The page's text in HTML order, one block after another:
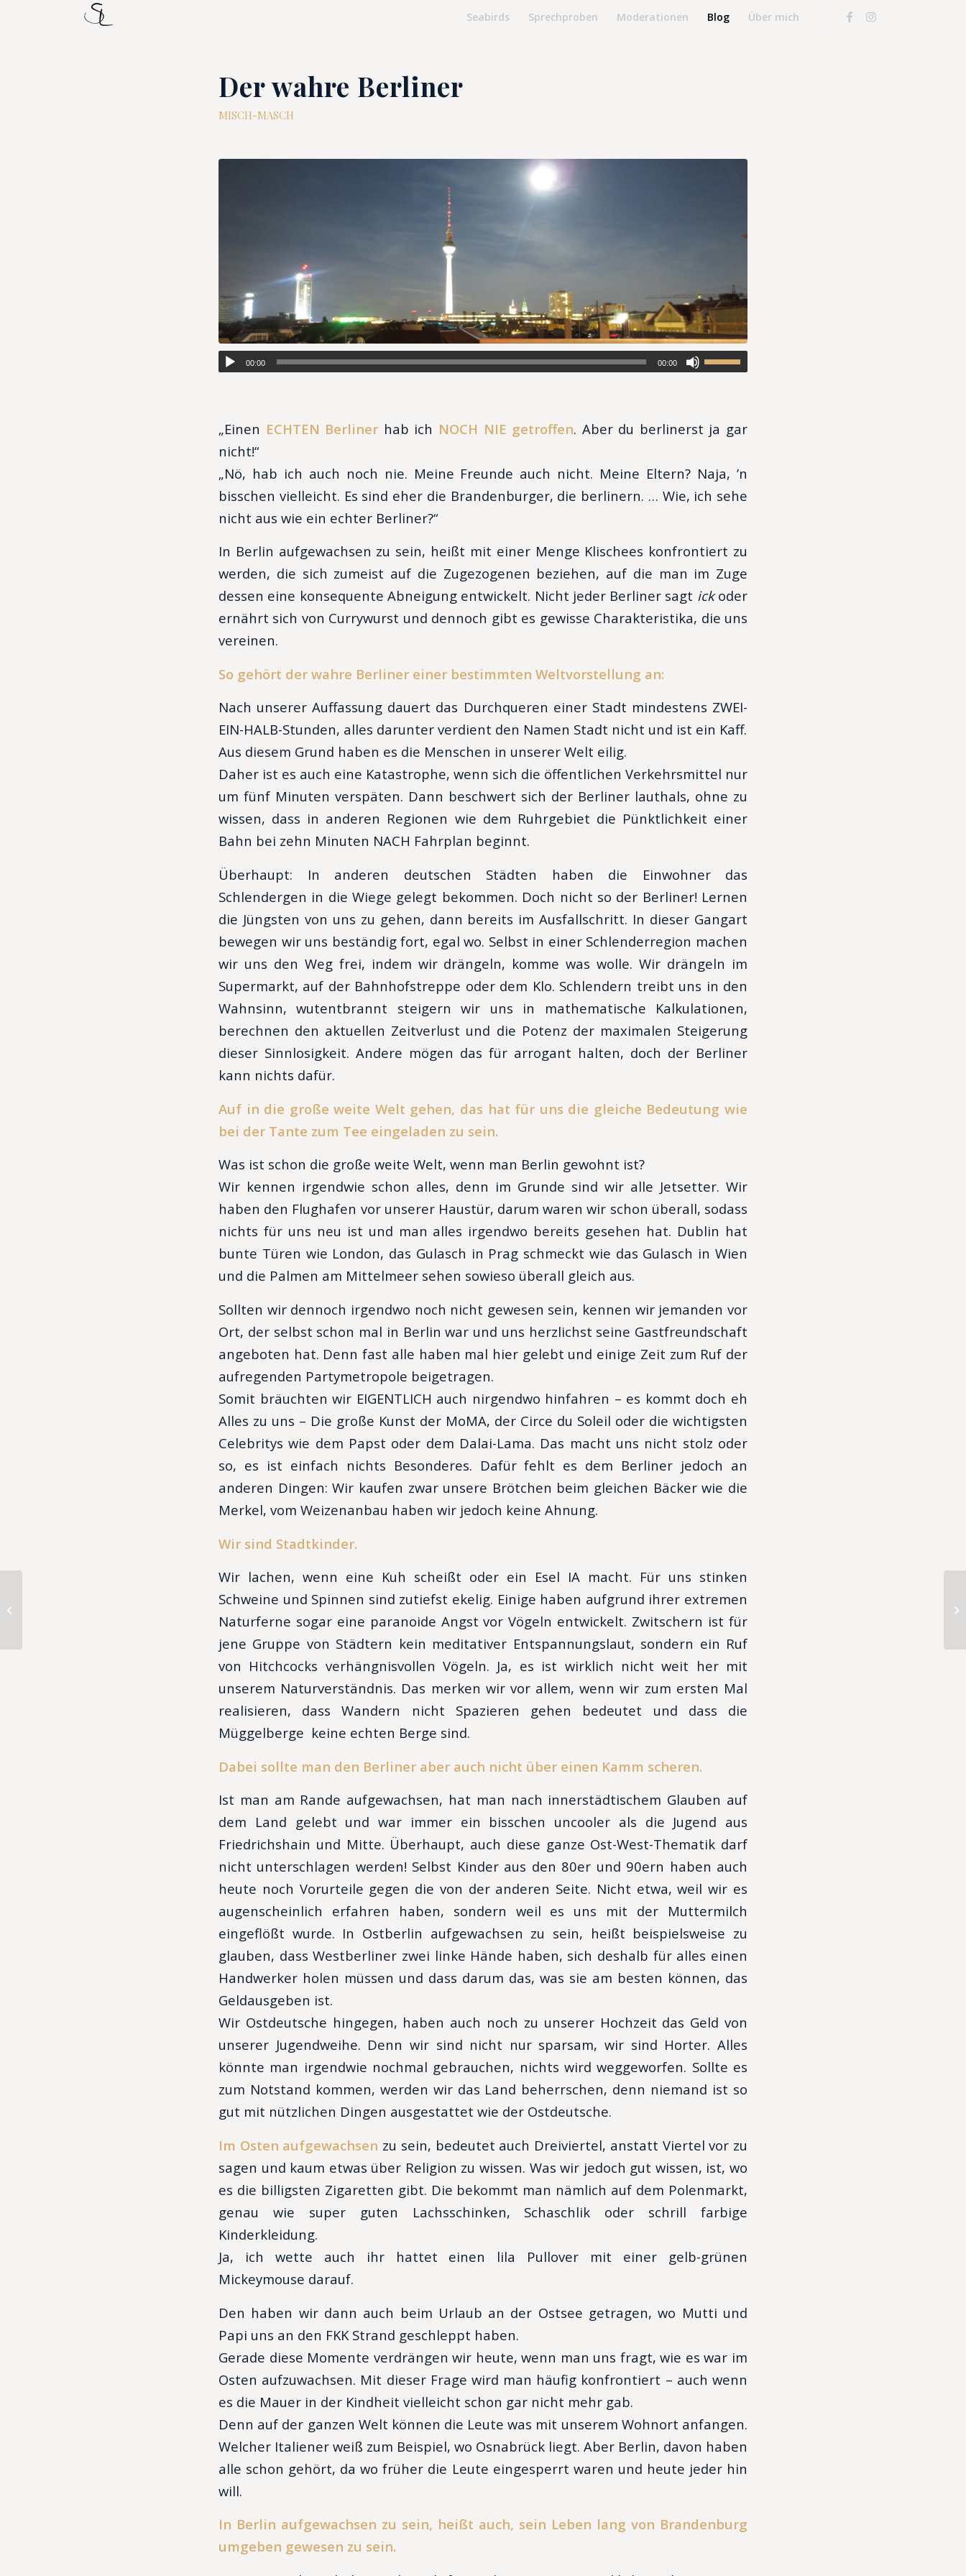
Seabirds Sprechproben Moderationen Blog Über mich
Der wahre Berliner
MISCH-MASCH
00:00 00:00
„Einen ECHTEN Berliner hab ich NOCH NIE getroffen. Aber du berlinerst ja gar
nicht!“
„Nö, hab ich auch noch nie. Meine Freunde auch nicht. Meine Eltern? Naja, ’n
bisschen vielleicht. Es sind eher die Brandenburger, die berlinern. … Wie, ich sehe
nicht aus wie ein echter Berliner?“
In Berlin aufgewachsen zu sein, heißt mit einer Menge Klischees konfrontiert zu
werden, die sich zumeist auf die Zugezogenen beziehen, auf die man im Zuge
dessen eine konsequente Abneigung entwickelt. Nicht jeder Berliner sagt ickoder
ernährt sich von Currywurst und dennoch gibt es gewisse Charakteristika, die uns
vereinen.
So gehört der wahre Berliner einer bestimmten Weltvorstellung an:
Nach unserer Auffassung dauert das Durchqueren einer Stadt mindestens ZWEI-
EIN-HALB-Stunden, alles darunter verdient den Namen Stadt nicht und ist ein Kaff.
Aus diesem Grund haben es die Menschen in unserer Welt eilig.
Daher ist es auch eine Katastrophe, wenn sich die öffentlichen Verkehrsmittel nur
um fünf Minuten verspäten. Dann beschwert sich der Berliner lauthals, ohne zu
wissen, dass in anderen Regionen wie dem Ruhrgebiet die Pünktlichkeit einer
Bahn bei zehn Minuten NACH Fahrplan beginnt.
Überhaupt: In anderen deutschen Städten haben die Einwohner das
Schlendergen in die Wiege gelegt bekommen. Doch nicht so der Berliner! Lernen
die Jüngsten von uns zu gehen, dann bereits im Ausfallschritt. In dieser Gangart
bewegen wir uns beständig fort, egal wo. Selbst in einer Schlenderregion machen
wir uns den Weg frei, indem wir drängeln, komme was wolle. Wir drängeln im
Supermarkt, auf der Bahnhofstreppe oder dem Klo. Schlendern treibt uns in den
Wahnsinn, wutentbrannt steigern wir uns in mathematische Kalkulationen,
berechnen den aktuellen Zeitverlust und die Potenz der maximalen Steigerung
dieser Sinnlosigkeit. Andere mögen das für arrogant halten, doch der Berliner
kann nichts dafür.
Auf in die große weite Welt gehen, das hat für uns die gleiche Bedeutung wie
bei der Tante zum Tee eingeladen zu sein.
Was ist schon die große weite Welt, wenn man Berlin gewohnt ist?
Wir kennen irgendwie schon alles, denn im Grunde sind wir alle Jetsetter. Wir
haben den Flughafen vor unserer Haustür, darum waren wir schon überall, sodass
nichts für uns neu ist und man alles irgendwo bereits gesehen hat. Dublin hat
bunte Türen wie London, das Gulasch in Prag schmeckt wie das Gulasch in Wien
und die Palmen am Mittelmeer sehen sowieso überall gleich aus.
Sollten wir dennoch irgendwo noch nicht gewesen sein, kennen wir jemanden vor
Ort, der selbst schon mal in Berlin war und uns herzlichst seine Gastfreundschaft
angeboten hat. Denn fast alle haben mal hier gelebt und einige Zeit zum Ruf der
aufregenden Partymetropole beigetragen.
Somit bräuchten wir EIGENTLICH auch nirgendwo hinfahren – es kommt doch eh
Alles zu uns – Die große Kunst der MoMA, der Circe du Soleil oder die wichtigsten
Celebritys wie dem Papst oder dem Dalai-Lama. Das macht uns nicht stolz oder
so, es ist einfach nichts Besonderes. Dafür fehlt es dem Berliner jedoch an
anderen Dingen: Wir kaufen zwar unsere Brötchen beim gleichen Bäcker wie die
Merkel, vom Weizenanbau haben wir jedoch keine Ahnung.
Wir sind Stadtkinder.
Wir lachen, wenn eine Kuh scheißt oder ein Esel IA macht. Für uns stinken
Schweine und Spinnen sind zutiefst ekelig. Einige haben aufgrund ihrer extremen
Naturferne sogar eine paranoide Angst vor Vögeln entwickelt. Zwitschern ist für
jene Gruppe von Städtern kein meditativer Entspannungslaut, sondern ein Ruf
von Hitchcocks verhängnisvollen Vögeln. Ja, es ist wirklich nicht weit her mit
unserem Naturverständnis. Das merken wir vor allem, wenn wir zum ersten Mal
realisieren, dass Wandern nicht Spazieren gehen bedeutet und dass die
Müggelberge keine echten Berge sind.
Dabei sollte man den Berliner aber auch nicht über einen Kamm scheren.
Ist man am Rande aufgewachsen, hat man nach innerstädtischem Glauben auf
dem Land gelebt und war immer ein bisschen uncooler als die Jugend aus
Friedrichshain und Mitte. Überhaupt, auch diese ganze Ost-West-Thematik darf
nicht unterschlagen werden! Selbst Kinder aus den 80er und 90ern haben auch
heute noch Vorurteile gegen die von der anderen Seite. Nicht etwa, weil wir es
augenscheinlich erfahren haben, sondern weil es uns mit der Muttermilch
eingeflößt wurde. In Ostberlin aufgewachsen zu sein, heißt beispielsweise zu
glauben, dass Westberliner zwei linke Hände haben, sich deshalb für alles einen
Handwerker holen müssen und dass darum das, was sie am besten können, das
Geldausgeben ist.
Wir Ostdeutsche hingegen, haben auch noch zu unserer Hochzeit das Geld von
unserer Jugendweihe. Denn wir sind nicht nur sparsam, wir sind Horter. Alles
könnte man irgendwie nochmal gebrauchen, nichts wird weggeworfen. Sollte es
zum Notstand kommen, werden wir das Land beherrschen, denn niemand ist so
gut mit nützlichen Dingen ausgestattet wie der Ostdeutsche.
Im Osten aufgewachsen zu sein, bedeutet auch Dreiviertel, anstatt Viertel vor zu
sagen und kaum etwas über Religion zu wissen. Was wir jedoch gut wissen, ist, wo
es die billigsten Zigaretten gibt. Die bekommt man nämlich auf dem Polenmarkt,
genau wie super guten Lachsschinken, Schaschlik oder schrill farbige
Kinderkleidung.
Ja, ich wette auch ihr hattet einen lila Pullover mit einer gelb-grünen
Mickeymouse darauf.
Den haben wir dann auch beim Urlaub an der Ostsee getragen, wo Mutti und
Papi uns an den FKK Strand geschleppt haben.
Gerade diese Momente verdrängen wir heute, wenn man uns fragt, wie es war im
Osten aufzuwachsen. Mit dieser Frage wird man häufig konfrontiert – auch wenn
es die Mauer in der Kindheit vielleicht schon gar nicht mehr gab.
Denn auf der ganzen Welt können die Leute was mit unserem Wohnort anfangen.
Welcher Italiener weiß zum Beispiel, wo Osnabrück liegt. Aber Berlin, davon haben
alle schon gehört, da wo früher die Leute eingesperrt waren und heute jeder hin
will.
In Berlin aufgewachsen zu sein, heißt auch, sein Leben lang von Brandenburg
umgeben gewesen zu sein.